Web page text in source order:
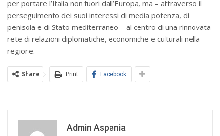
per portare l’Italia non fuori dall’Europa, ma – attraverso il
perseguimento dei suoi interessi di media potenza, di
penisola e di Stato mediterraneo – al centro di una rinnovata
rete di relazioni diplomatiche, economiche e culturali nella
regione.
Share Print Facebook
Admin Aspenia